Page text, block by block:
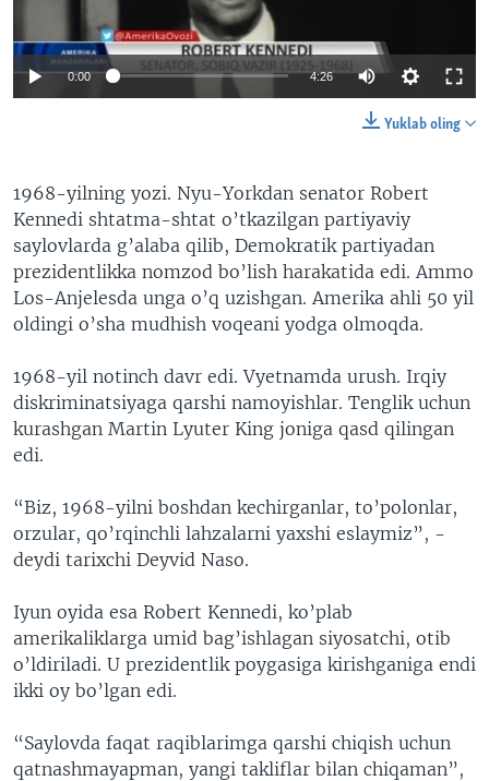
XABARLAR SURATLARDA
TELEGRAM
TWITTER
0:00 4:26
Yuklab oling
1968-yilning yozi. Nyu-Yorkdan senator Robert
Kennedi shtatma-shtat o’tkazilgan partiyaviy
saylovlarda g’alaba qilib, Demokratik partiyadan
prezidentlikka nomzod bo’lish harakatida edi. Ammo
Los-Anjelesda unga o’q uzishgan. Amerika ahli 50 yil
oldingi o’sha mudhish voqeani yodga olmoqda.
1968-yil notinch davr edi. Vyetnamda urush. Irqiy
diskriminatsiyaga qarshi namoyishlar. Tenglik uchun
kurashgan Martin Lyuter King joniga qasd qilingan
edi.
“Biz, 1968-yilni boshdan kechirganlar, to’polonlar,
orzular, qo’rqinchli lahzalarni yaxshi eslaymiz”, -
deydi tarixchi Deyvid Naso.
Iyun oyida esa Robert Kennedi, ko’plab
amerikaliklarga umid bag’ishlagan siyosatchi, otib
o’ldiriladi. U prezidentlik poygasiga kirishganiga endi
ikki oy bo’lgan edi.
“Saylovda faqat raqiblarimga qarshi chiqish uchun
qatnashmayapman, yangi takliflar bilan chiqaman”,